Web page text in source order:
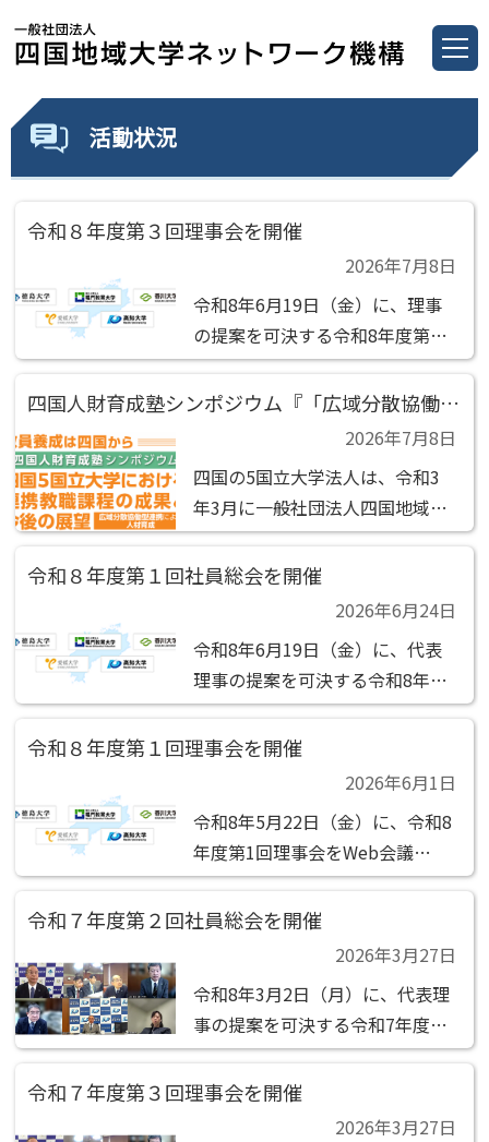
活動状況
令和８年度第３回理事会を開催
2026年7月8日
令和8年6月19日（金）に、理事
の提案を可決する令和8年度第3
回理事会の決議 があったものと
みなされました。 決議事項 (1)第
1号議案 代表理事1名選定の件 (2)
件 (3)第3号議案 専務理事1名選定
の件
四国人財育成塾シンポジウム『「広域分散協働型連携による人材育成」 ～四国5国立大学における連携教職課程の成果と今後の展望～ 』 の開催について（ご案内）
2026年7月8日
四国の5国立大学法人は、令和3
年3月に一般社団法人四国地域大
学ネットワーク機構を設立し、
人材育成の充実、連携教職課程の
設置・運営、研究の活性化及び社
進めています。 この度、人材育
成の充実の一環として、...
令和８年度第１回社員総会を開催
2026年6月24日
令和8年6月19日（金）に、代表
理事の提案を可決する令和8年度
第1回社員総会の 決議があったも
のとみなされました。 決議事項
（1）第1号議案 令和7年度貸借対
減計算書）の承認の件 (2) 第2号
議案 理...
令和８年度第１回理事会を開催
2026年6月1日
令和8年5月22日（金）に、令和8
年度第1回理事会をWeb会議
（ZOOM）で開催 しました。 決
議事項 (1)第1号議案 令和7年度計
算書類・事業報告の承認の件 (2)
ンセンティブの件 報告事項 (1)...
令和７年度第２回社員総会を開催
2026年3月27日
令和8年3月2日（月）に、代表理
事の提案を可決する令和7年度第
2回社員総会の決議 があったもの
とみなされました。 決議事項 (1)
第1号議案 負担金の承認の件
令和７年度第３回理事会を開催
2026年3月27日